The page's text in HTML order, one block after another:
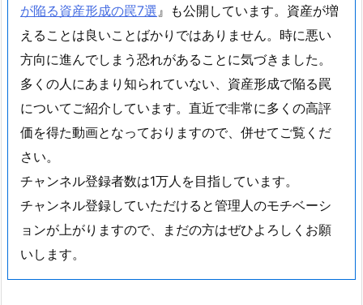
が陥る資産形成の罠7選 』も公開しています。資産が増
えることは良いことばかりではありません。時に悪い
方向に進んでしまう恐れがあることに気づきました。
多くの人にあまり知られていない、資産形成で陥る罠
についてご紹介しています。直近で非常に多くの高評
価を得た動画となっておりますので、併せてご覧くだ
さい。
チャンネル登録者数は1万人を目指しています。
チャンネル登録していただけると管理人のモチベーシ
ョンが上がりますので、まだの方はぜひよろしくお願
いします。